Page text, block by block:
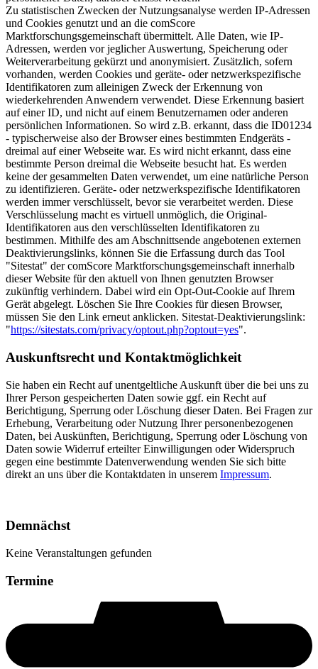
Zu statistischen Zwecken der Nutzungsanalyse werden IP-Adressen
und Cookies genutzt und an die comScore
Marktforschungsgemeinschaft übermittelt. Alle Daten, wie IP-
Adressen, werden vor jeglicher Auswertung, Speicherung oder
Weiterverarbeitung gekürzt und anonymisiert. Zusätzlich, sofern
vorhanden, werden Cookies und geräte- oder netzwerkspezifische
Identifikatoren zum alleinigen Zweck der Erkennung von
wiederkehrenden Anwendern verwendet. Diese Erkennung basiert
auf einer ID, und nicht auf einem Benutzernamen oder anderen
persönlichen Informationen. So wird z.B. erkannt, dass die ID01234
- typischerweise also der Browser eines bestimmten Endgeräts -
dreimal auf einer Webseite war. Es wird nicht erkannt, dass eine
bestimmte Person dreimal die Webseite besucht hat. Es werden
keine der gesammelten Daten verwendet, um eine natürliche Person
zu identifizieren. Geräte- oder netzwerkspezifische Identifikatoren
werden immer verschlüsselt, bevor sie verarbeitet werden. Diese
Verschlüsselung macht es virtuell unmöglich, die Original-
Identifikatoren aus den verschlüsselten Identifikatoren zu
bestimmen. Mithilfe des am Abschnittsende angebotenen externen
Deaktivierungslinks, können Sie die Erfassung durch das Tool
"Sitestat" der comScore Marktforschungsgemeinschaft innerhalb
dieser Website für den aktuell von Ihnen genutzten Browser
zukünftig verhindern. Dabei wird ein Opt-Out-Cookie auf Ihrem
Gerät abgelegt. Löschen Sie Ihre Cookies für diesen Browser,
müssen Sie den Link erneut anklicken. Sitestat-Deaktivierungslink:
"https://sitestats.com/privacy/optout.php?optout=yes".
Auskunftsrecht und Kontaktmöglichkeit
Sie haben ein Recht auf unentgeltliche Auskunft über die bei uns zu
Ihrer Person gespeicherten Daten sowie ggf. ein Recht auf
Berichtigung, Sperrung oder Löschung dieser Daten. Bei Fragen zur
Erhebung, Verarbeitung oder Nutzung Ihrer personenbezogenen
Daten, bei Auskünften, Berichtigung, Sperrung oder Löschung von
Daten sowie Widerruf erteilter Einwilligungen oder Widerspruch
gegen eine bestimmte Datenverwendung wenden Sie sich bitte
direkt an uns über die Kontaktdaten in unserem Impressum.
Demnächst
Keine Veranstaltungen gefunden
Termine